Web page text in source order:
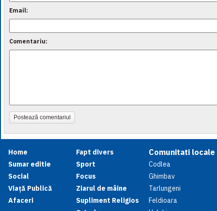
Email:
Comentariu:
Postează comentariul
Home
Sumar editie
Social
Viață Publică
Afaceri
Fapt divers
Sport
Focus
Ziarul de mâine
Supliment Religios
Comunitati locale
Codlea
Ghimbav
Tarlungeni
Feldioara